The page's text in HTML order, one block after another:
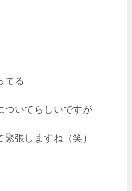
てる
ついてらしいですが
張しますね（笑）